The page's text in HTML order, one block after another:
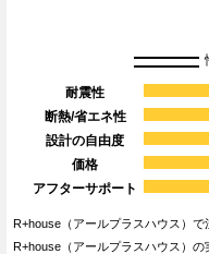
耐震性
断熱/省エネ性
設計の自由度
価格
アフターサポート
R+house（アールプラスハウス）
R+house（アールプラスハウス）の